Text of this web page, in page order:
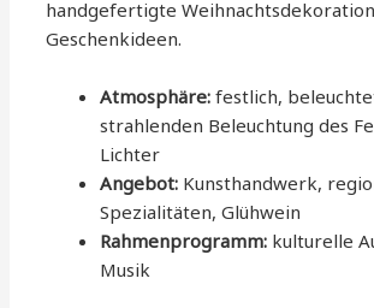
handgefertigte
Geschenkideen.
Atmosphäre: festlich,
strahlenden Beleuchtung des
Lichter
Angebot: Kunsthandwerk,
Spezialitäten, Glühwein
Rahmenprogramm: kulturelle
Musik